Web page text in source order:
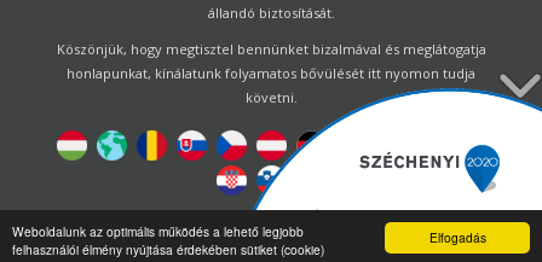
Elfogadás
Weboldalunk az optimális működés a lehető legjobb
felhasználói élmény nyújtása érdekében sütiket (cookie)
állandó biztosítását.
Köszönjük, hogy megtisztel bennünket bizalmával és meglátogatja
honlapunkat, kínálatunk folyamatos bővülését itt nyomon tudja
követni.
Designed by Energofish Kft